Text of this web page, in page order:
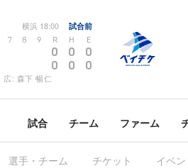
横浜 18:00 試合前
7 8 9 R H E
0 0 0
0 0 0
: 森下 暢仁
試合 チーム ファーム
選手・チーム チケット イベン